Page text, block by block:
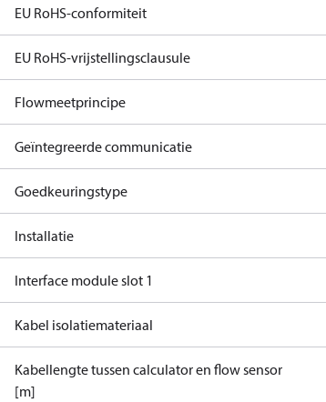
EU RoHS-conformiteit
EU RoHS-vrijstellingsclausule
Flowmeetprincipe
Geïntegreerde communicatie
Goedkeuringstype
Installatie
Interface module slot 1
Kabel isolatiemateriaal
Kabellengte tussen calculator en flow sensor
[m]